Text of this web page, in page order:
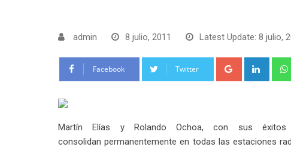
admin 8 julio, 2011 Latest Update: 8 julio,
Facebook Twitter Google+
Martín Elías y Rolando Ochoa, con sus éxitos
consolidan permanentemente en todas las estaciones